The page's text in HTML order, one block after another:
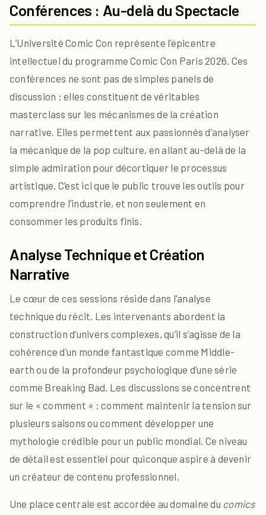
Conférences : Au-delà du Spectacle
L’Université Comic Con représente l’épicentre
intellectuel du programme Comic Con Paris 2026. Ces
conférences ne sont pas de simples panels de
discussion ; elles constituent de véritables
masterclass sur les mécanismes de la création
narrative. Elles permettent aux passionnés d’analyser
la mécanique de la pop culture, en allant au-delà de la
simple admiration pour décortiquer le processus
artistique. C’est ici que le public trouve les outils pour
comprendre l’industrie, et non seulement en
consommer les produits finis.
Analyse Technique et Création
Narrative
Le cœur de ces sessions réside dans l’analyse
technique du récit. Les intervenants abordent la
construction d’univers complexes, qu’il s’agisse de la
cohérence d’un monde fantastique comme Middle-
earth ou de la profondeur psychologique d’une série
comme Breaking Bad. Les discussions se concentrent
sur le « comment » : comment maintenir la tension sur
plusieurs saisons ou comment développer une
mythologie crédible pour un public mondial. Ce niveau
de détail est essentiel pour quiconque aspire à devenir
un créateur de contenu professionnel.
Une place centrale est accordée au domaine du comics